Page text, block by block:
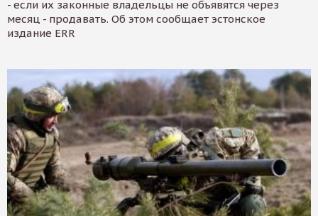
- если их законные владельцы не объявятся через
месяц - продавать. Об этом сообщает эстонское
издание ERR